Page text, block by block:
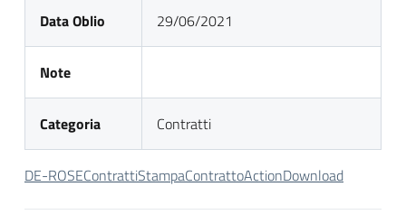
Data Oblio 29/06/2021
Note
Categoria Contratti
DE-ROSEContrattiStampaContrattoActionDownload